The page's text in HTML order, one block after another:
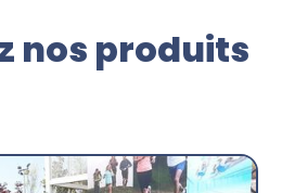
nos produits